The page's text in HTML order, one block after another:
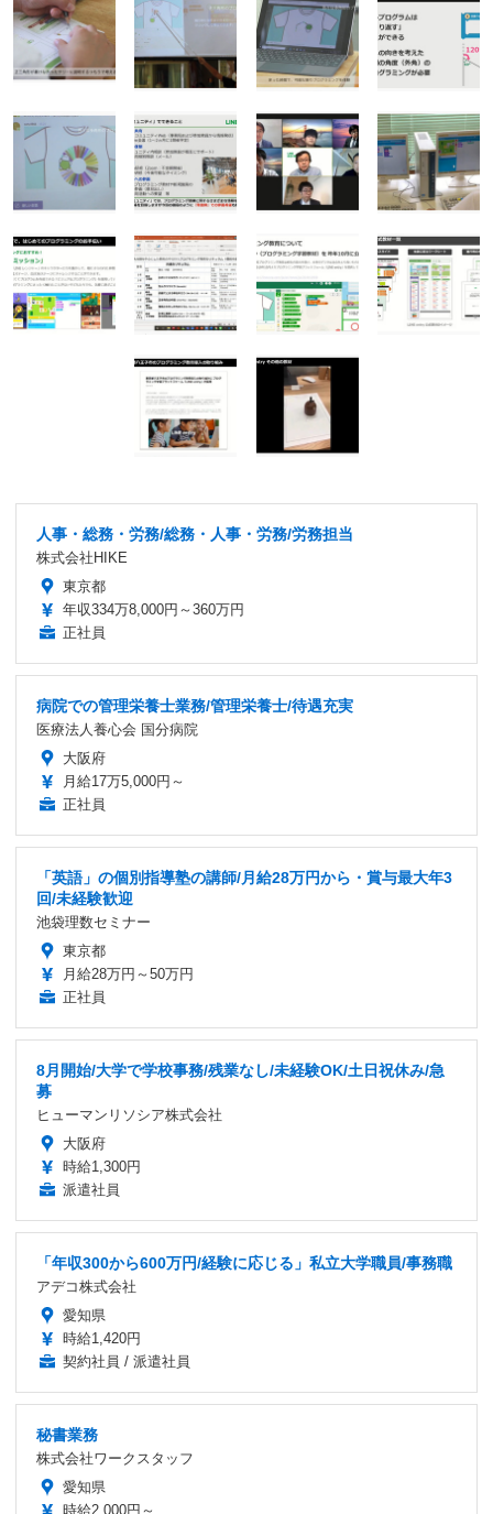
人事・総務・労務/総務・人事・労務/労務担当
株式会社HIKE
東京都
年収334万8,000円～360万円
正社員
病院での管理栄養士業務/管理栄養士/待遇充実
医療法人養心会 国分病院
大阪府
月給17万5,000円～
正社員
「英語」の個別指導塾の講師/月給28万円から・賞与最大年3
回/未経験歓迎
池袋理数セミナー
東京都
月給28万円～50万円
正社員
8月開始/大学で学校事務/残業なし/未経験OK/土日祝休み/急
募
ヒューマンリソシア株式会社
大阪府
時給1,300円
派遣社員
「年収300から600万円/経験に応じる」私立大学職員/事務職
アデコ株式会社
愛知県
時給1,420円
契約社員 / 派遣社員
秘書業務
株式会社ワークスタッフ
愛知県
時給2,000円～